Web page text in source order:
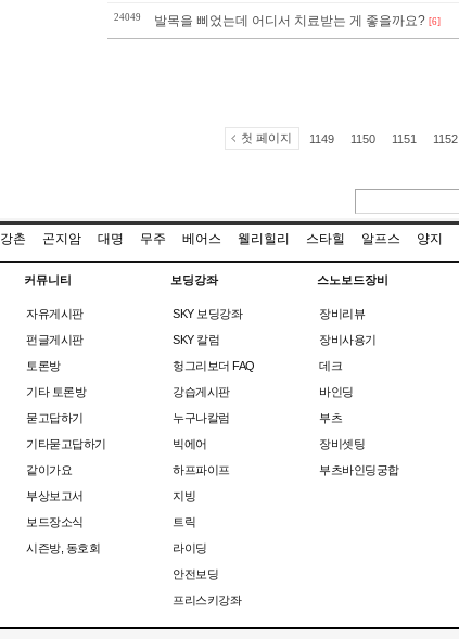
24049 발목을 삐었는데 어디서 치료받는 게 좋을까요? [6]
첫 페이지 1149 1150 1151 1152
강촌 곤지암 대명 무주 베어스 웰리힐리 스타힐 알프스 양지
커뮤니티
자유게시판
펀글게시판
토론방
기타 토론방
묻고답하기
기타묻고답하기
같이가요
부상보고서
보드장소식
시즌방, 동호회
보딩강좌
SKY 보딩강좌
SKY 칼럼
헝그리보더 FAQ
강습게시판
누구나칼럼
빅에어
하프파이프
지빙
트릭
라이딩
안전보딩
프리스키강좌
스노보드장비
장비리뷰
장비사용기
데크
바인딩
부츠
장비셋팅
부츠바인딩궁합